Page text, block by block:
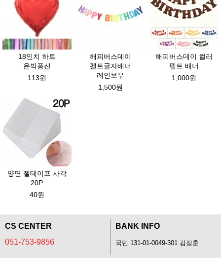
18인치 하트
은박풍선
113원
해피버스데이
펠트글자배너
레인보우
1,500원
해피버스데이 컬러
펠트 배너
1,000원
양면 젤테이프 사각
20P
40원
CS CENTER
051-753-9856
BANK INFO
국민 131-01-0049-301 김정훈